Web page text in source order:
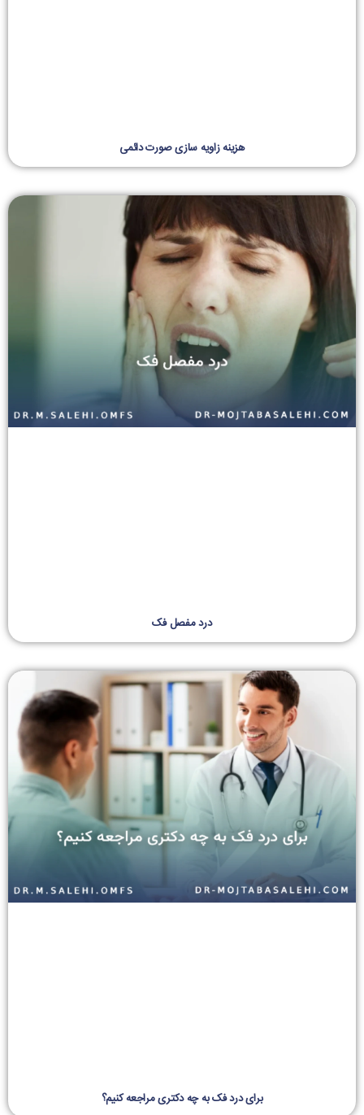
هزینه زاویه سازی صورت دائمی
درد مفصل فک
برای درد فک به چه دکتری مراجعه کنیم؟